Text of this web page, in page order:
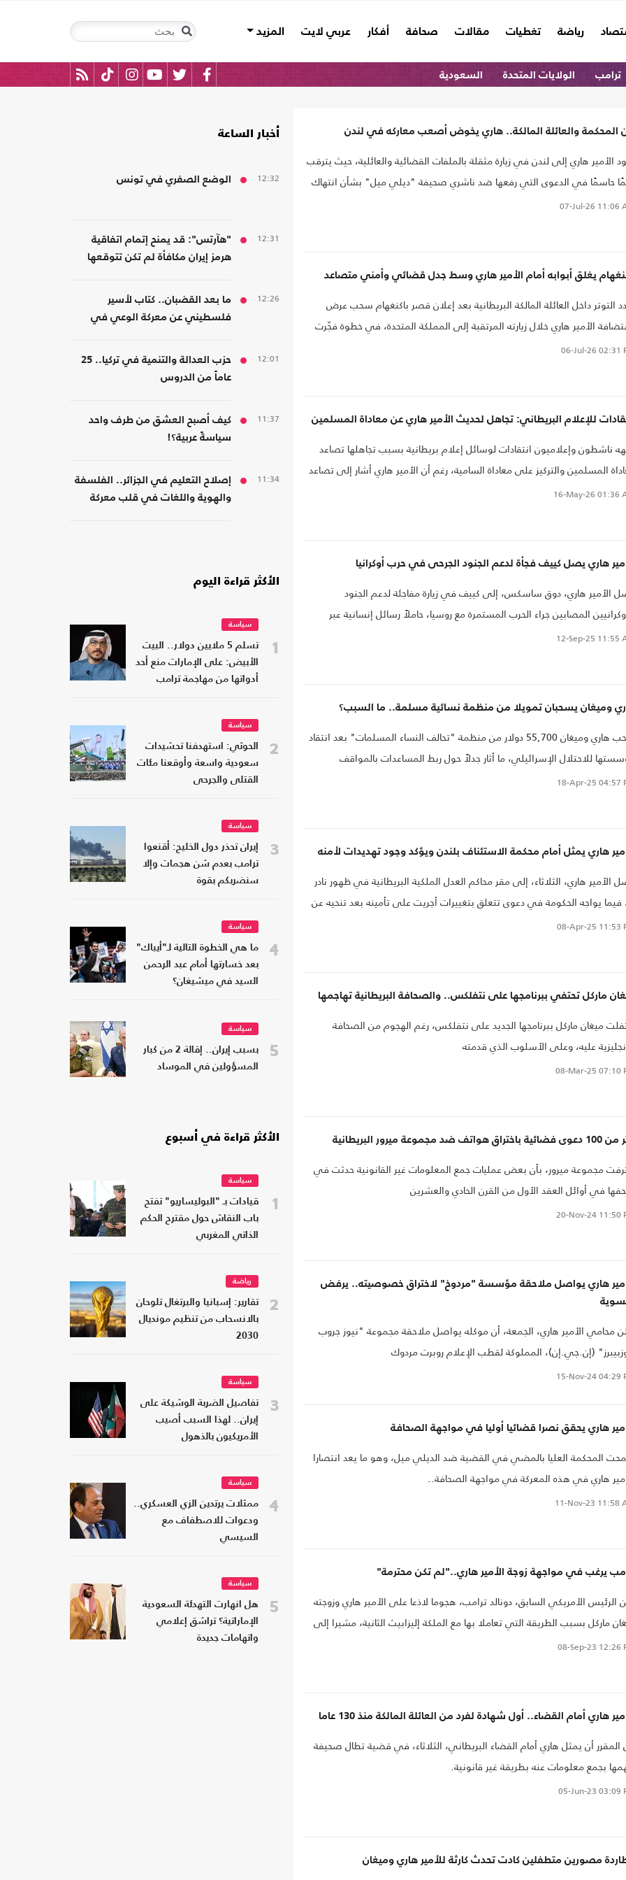
رياضة تغطيات مقالات صحافة أفكار عربي لايت المزيد
ترامب الولايات المتحدة السعودية
المحكمة والعائلة المالكة.. هاري يخوض أصعب معاركه في لندن
الأمير هاري إلى لندن في زيارة مثقلة بالملفات القضائية والعائلية، حيث يترقب
حاسمًا في الدعوى التي رفعها ضد ناشري صحيفة "ديلي ميل" بشأن انتهاك
في معركة قد تكون لها تداعيات مالية وسمعة كبيرة على الطرفين.
حول الحماية الأمنية وإمكانية لقائه بوالده الملك تشارلز الثالث بظلالها على
الحالية، التي تحولت إلى محطة جديدة في صراعه مع الإعلام البريطاني
الملكية.
07-Jul-26 11:06
يغلق أبوابه أمام الأمير هاري وسط جدل قضائي وأمني متصاعد
التوتر داخل العائلة المالكة البريطانية بعد إعلان قصر باكنغهام سحب عرض
الأمير هاري خلال زيارته المرتقبة إلى المملكة المتحدة، في خطوة فجّرت
واسعًا أعاد ملف الخلافات بين الطرفين إلى الواجهة. وجاء القرار في ظل
بين دوق ساسكس والعائلة الملكية.
06-Jul-26 02:31
للإعلام البريطاني: تجاهل لحديث الأمير هاري عن معاداة المسلمين
ناشطون وإعلاميون انتقادات لوسائل إعلام بريطانية بسبب تجاهلها تصاعد
المسلمين والتركيز على معاداة السامية، رغم أن الأمير هاري أشار إلى تصاعد
معا في بريطانيا
16-May-26 01:36
هاري يصل كييف فجأة لدعم الجنود الجرحى في حرب أوكرانيا
الأمير هاري، دوق ساسكس، إلى كييف في زيارة مفاجئة لدعم الجنود
المصابين جراء الحرب المستمرة مع روسيا، حاملاً رسائل إنسانية عبر
في ظل تصاعد التوترات الأمنية في أوكرانيا، فيما يعكس نشاطه
الطويل، منذ خدمته العسكرية وعمله في دعم المصابين، التزامه المستمر
السلام والإغاثة حول العالم.
12-Sep-25 11:55
وميغان يسحبان تمويلا من منظمة نسائية مسلمة.. ما السبب؟
سحب هاري وميغان 55,700 دولار من منظمة "تحالف النساء المسلمات" بعد انتقاد
للاحتلال الإسرائيلي، ما أثار جدلاً حول ربط المساعدات بالمواقف
18-Apr-25 04:57
هاري يمثل أمام محكمة الاستئناف بلندن ويؤكد وجود تهديدات لأمنه
الأمير هاري، الثلاثاء، إلى مقر محاكم العدل الملكية البريطانية في ظهور نادر
فيما يواجه الحكومة في دعوى تتعلق بتغييرات أجريت على تأمينه بعد تنحيه عن
الملكية.
08-Apr-25 11:53
ماركل تحتفي ببرنامجها على نتفلكس.. والصحافة البريطانية تهاجمها
ميغان ماركل ببرنامجها الجديد على نتفلكس، رغم الهجوم من الصحافة
عليه، وعلى الأسلوب الذي قدمته
08-Mar-25 07:10
باختراق هواتف ضد مجموعة ميرور البريطانية
مجموعة ميرور، بأن بعض عمليات جمع المعلومات غير القانونية حدثت في
في أوائل العقد الأول من القرن الحادي والعشرين
20-Nov-24 11:50
هاري يواصل ملاحقة مؤسسة "مردوخ" لاختراق خصوصيته.. يرفض
محامي الأمير هاري، الجمعة، أن موكله يواصل ملاحقة مجموعة "نيوز جروب
(إن.جي.إن)، المملوكة لقطب الإعلام روبرت مردوك
15-Nov-2404:29
هاري يحقق نصرا قضائيا أوليا في مواجهة الصحافة
المحكمة العليا بالمضي في القضية ضد الديلي ميل، وهو ما يعد انتصارا
هاري في هذه المعركة في مواجهة الصحافة..
11-Nov-23 11:58
يرغب في مواجهة زوجة الأمير هاري.."لم تكن محترمة"
الأمريكي السابق، دونالد ترامب، هجوما لاذعا على الأمير هاري وزوجته
ماركل بسبب الطريقة التي تعاملا بها مع الملكة إليزابيث الثانية، مشيرا إلى
في مواجهة ماركل لنقاشها حول أسلوب تعاملها.
08-Sep-23 12:26
هاري أمام القضاء.. أول شهادة لفرد من العائلة المالكة منذ 130 عاما
أن يمثل هاري أمام القضاء البريطاني، الثلاثاء، في قضية تطال صحيفة
بجمع معلومات عنه بطريقة غير قانونية.
05-Jun-23 03:09
مصورين متطفلين كادت تحدث كارثة للأمير هاري وميغان
أخبار الساعة
12:32 الوضع الصفري في تونس
12:31
"هآرتس": قد يمنح إتمام اتفاقية
هرمز إيران مكافأة لم تكن تتوقعها
12:26
ما بعد القضبان.. كتاب لأسير
فلسطيني عن معركة الوعي في
12:01
حزب العدالة والتنمية في تركيا.. 25
عاماً من الدروس
11:37
كيف أصبح العشق من طرف واحد
سياسةً عربية؟!
11:34
إصلاح التعليم في الجزائر.. الفلسفة
والهوية واللغات في قلب معركة
الأكثر قراءة اليوم
1
سياسة
تسلم 5 ملايين دولار.. البيت
الأبيض: على الإمارات منع أحد
أدواتها من مهاجمة ترامب
2
سياسة
الحوثي: استهدفنا تحشيدات
سعودية واسعة وأوقعنا مئات
القتلى والجرحى
3
سياسة
إيران تحذر دول الخليج: أقنعوا
ترامب بعدم شن هجمات وإلا
سنضربكم بقوة
4
سياسة
ما هي الخطوة التالية لـ"أيباك"
بعد خسارتها أمام عبد الرحمن
السيد في ميشيغان؟
5
سياسة
بسبب إيران.. إقالة 2 من كبار
المسؤولين في الموساد
الأكثر قراءة في أسبوع
1
سياسة
قيادات بـ "البوليساريو" تفتح
باب النقاش حول مقترح الحكم
الذاتي المغربي
2
رياضة
تقارير: إسبانيا والبرتغال تلوحان
بالانسحاب من تنظيم مونديال
2030
3
سياسة
تفاصيل الضربة الوشيكة على
إيران.. لهذا السبب أصيب
الأمريكيون بالذهول
4
سياسة
ممثلات يرتدين الزي العسكري..
ودعوات للاصطفاف مع
السيسي
5
سياسة
هل انهارت التهدئة السعودية
الإماراتية؟ تراشق إعلامي
واتهامات جديدة